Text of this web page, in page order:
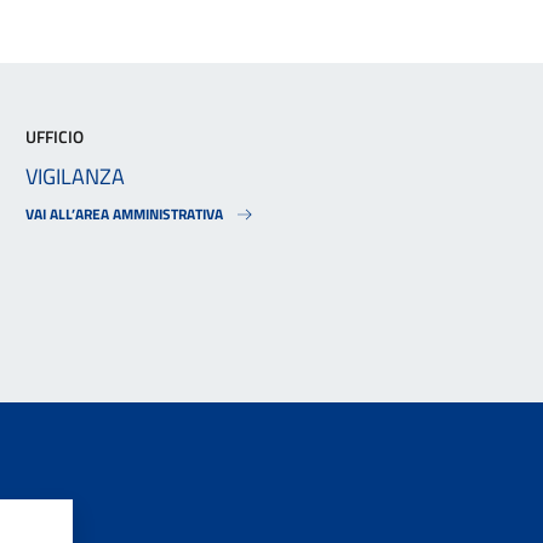
UFFICIO
VIGILANZA
VAI ALL’AREA AMMINISTRATIVA